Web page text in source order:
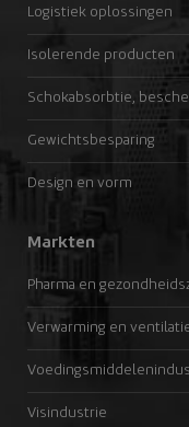
Logistiek oplossingen
Isolerende producten
Schokabsorbtie,
Gewichtsbesparing
Design en vorm
Markten
Pharma en
Verwarming en
Visindustrie